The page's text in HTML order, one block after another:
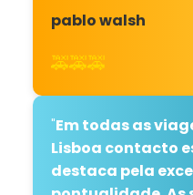
pablo walsh
🚕🚕🚕
"Em todas as
Lisboa contacto
destaca pela